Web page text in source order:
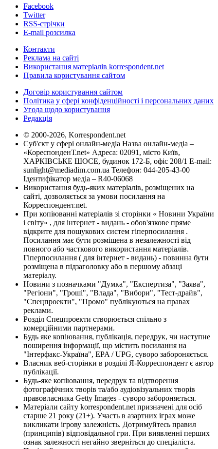
Facebook
Twitter
RSS-стрічки
E-mail розсилка
Контакти
Реклама на сайті
Використання матеріалів korrespondent.net
Правила користування сайтом
Договір користування сайтом
Політика у сфері конфіденційності і персональних даних
Угода щодо користування
Редакція
© 2000-2026, Korrespondent.net
Суб'єкт у сфері онлайн-медіа Назва онлайн-медіа –
«КореспонденТ.net» Адреса: 02091, місто Київ,
ХАРКІВСЬКЕ ШОСЕ, будинок 172-Б, офіс 208/1 E-mail:
sunlight@mediadim.com.ua Телефон: 044-205-43-00
Ідентифікатор медіа – R40-06068
Використання будь-яких матеріалів, розміщених на
сайті, дозволяється за умови посилання на
Корреспондент.net.
При копіюванні матеріалів зі сторінки « Новини України
і світу» , для інтернет - видань - обов'язкове пряме
відкрите для пошукових систем гіперпосилання .
Посилання має бути розміщена в незалежності від
повного або часткового використання матеріалів.
Гіперпосилання ( для інтернет - видань) - повинна бути
розміщена в підзаголовку або в першому абзаці
матеріалу.
Новини з позначками "Думка", "Експертиза", "Заява",
"Регіони", "Гроші", "Влада", "Вибори", "Тест-драйв",
"Спецпроекти", "Промо" публікуються на правах
реклами.
Розділ Спецпроекти створюється спільно з
комерційними партнерами.
Будь яке копіювання, публікація, передрук, чи наступне
поширення інформації, що містить посилання на
"Інтерфакс-Україна", EPA / UPG, суворо забороняється.
Власник веб-сторінки в розділі Я-Корреспондент є автор
публікації.
Будь-яке копіювання, передрук та відтворення
фотографічних творів та/або аудіовізуальних творів
правовласника Getty Images - суворо забороняється.
Матеріали сайту korrespondent.net призначені для осіб
старше 21 року (21+). Участь в азартних іграх може
викликати ігрову залежність. Дотримуйтесь правил
(принципів) відповідальної гри. При виявленні перших
ознак залежності негайно зверніться до спеціаліста.